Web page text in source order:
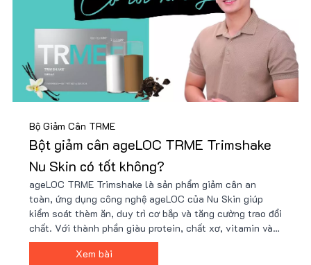
Bộ Giảm Cân TRME
Bột giảm cân ageLOC TRME Trimshake
Nu Skin có tốt không?
ageLOC TRME Trimshake là sản phẩm giảm cân an
toàn, ứng dụng công nghệ ageLOC của Nu Skin giúp
kiểm soát thèm ăn, duy trì cơ bắp và tăng cường trao đổi
chất. Với thành phần giàu protein, chất xơ, vitamin và
khoáng chất, Trimshake hỗ trợ cải thiện vóc dáng hiệu
quả. Mua ngay tại Nu88 để có giá ưu đãi!
Xem bài